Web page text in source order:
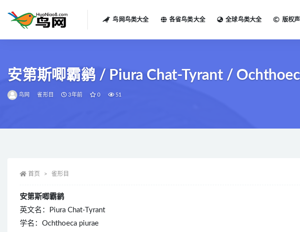
鸟网鸟类大全 各省鸟类大全 全球鸟类大全 版权
安第斯唧霸鹟 / Piura Chat-Tyrant /
鸟网 雀形目 3年前 0 51
首页 雀形目
安第斯唧霸鹟
英文名：Piura Chat-Tyrant
学名：Ochthoeca piurae